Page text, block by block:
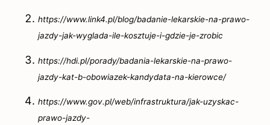
https://www.link4.pl/blog/badanie-lekarskie-na-prawo-
jazdy-jak-wyglada-ile-kosztuje-i-gdzie-je-zrobic
https://hdi.pl/porady/badania-lekarskie-na-prawo-
jazdy-kat-b-obowiazek-kandydata-na-kierowce/
https://www.gov.pl/web/infrastruktura/jak-uzyskac-
prawo-jazdy-